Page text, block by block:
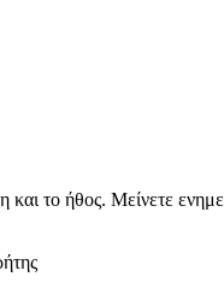
και το ήθος. Μείνετε